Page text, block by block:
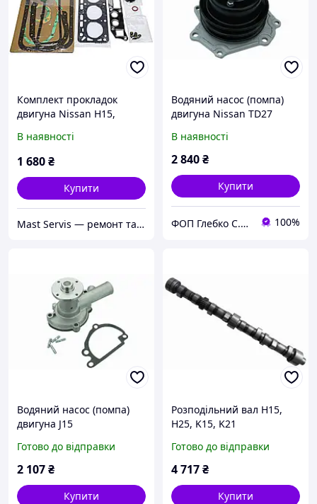
Комплект прокладок
двигуна Nissan H15,
AEF01154A0024A
В наявності
1 680₴
Купити
Mast Servis — ремонт та запчастини до навантажувачів
Водяний насос (помпа)
двигуна Nissan TD27
В наявності
2 840₴
Купити
ФОП Глебко С.Ю. 100%
Водяний насос (помпа)
двигуна J15
Готово до відправки
2 107₴
Купити
Розподільний вал H15,
H25, K15, K21
Готово до відправки
4 717₴
Купити